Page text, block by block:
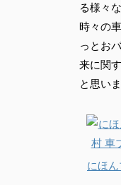
る様々
時々の
っとお
来に関
と思いま
にほ